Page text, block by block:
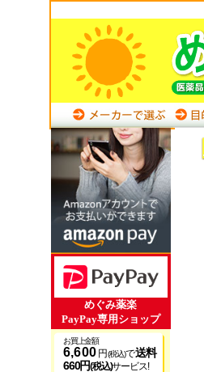
めぐみ薬楽
PayPay専用ショップ
お買上金額
6,600 円(税込)で送料
660円(税込)サービス!